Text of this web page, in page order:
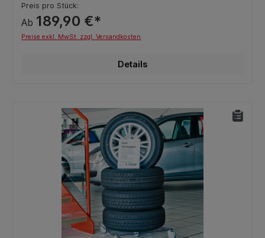
Preis pro Stück:
Ab 189,90 €*
Preise exkl. MwSt. zzgl. Versandkosten
Details